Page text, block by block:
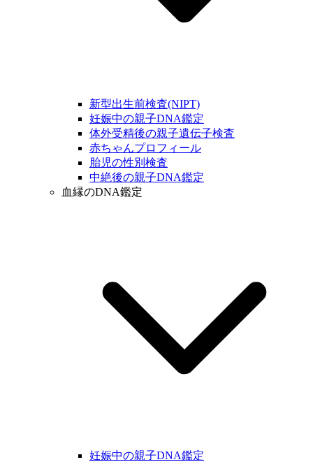
新型出生前検査(NIPT)
妊娠中の親子DNA鑑定
体外受精後の親子遺伝子検査
赤ちゃんプロフィール
胎児の性別検査
中絶後の親子DNA鑑定
血縁のDNA鑑定
妊娠中の親子DNA鑑定